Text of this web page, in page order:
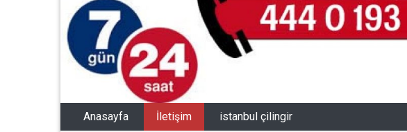
Anasayfa İletişim istanbul çilingir